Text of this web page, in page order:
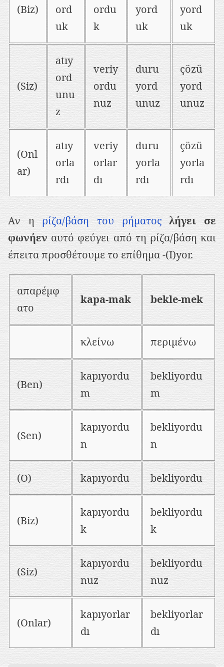
(Biz)
ord
uk
ordu
k
yord
uk
yord
uk
(Siz)
atıy
ord
unu
z
veriy
ordu
nuz
duru
yord
unuz
çözü
yord
unuz
(Onl
ar)
atıy
orla
rdı
veriy
orlar
dı
duru
yorla
rdı
çözü
yorla
rdı
Αν η ρίζα/βάση του ρήματος λήγει σε
φωνήεν αυτό φεύγει από τη ρίζα/βάση και
έπειτα προσθέτουμε το επίθημα -(I)yor.
απαρέμφ
ατο
kapa-mak bekle-mek
κλείνω περιμένω
(Ben)
kapıyordu
m
bekliyordu
m
(Sen)
kapıyordu
n
bekliyordu
n
(O) kapıyordu bekliyordu
(Biz)
kapıyordu
k
bekliyordu
k
(Siz)
kapıyordu
nuz
bekliyordu
nuz
(Onlar)
kapıyorlar
dı
bekliyorlar
dı